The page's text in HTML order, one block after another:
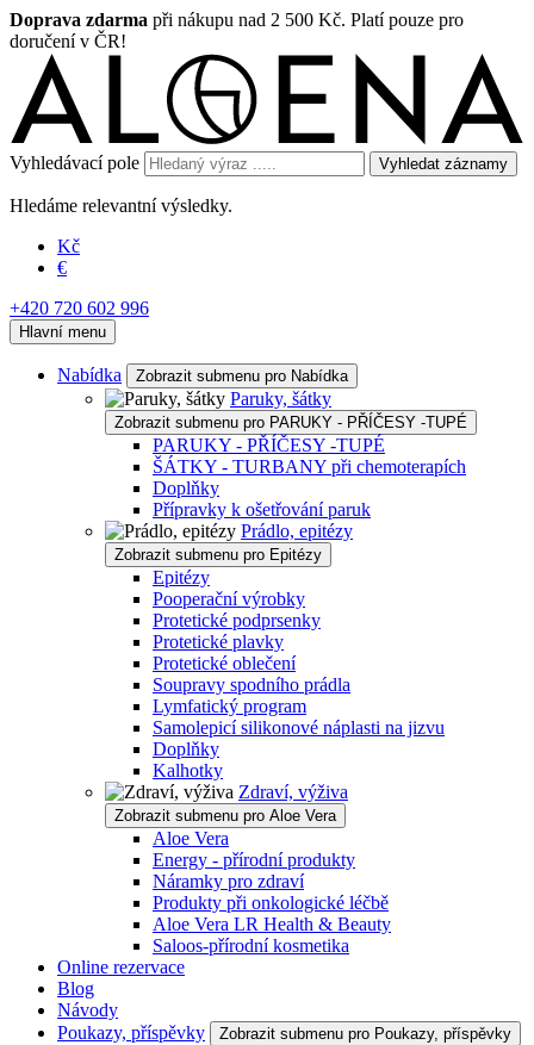
Doprava zdarma při nákupu nad 2 500 Kč. Platí pouze pro
doručení v ČR!
Vyhledávací pole Vyhledat záznamy
Hledáme relevantní výsledky.
Kč
€
+420 720 602 996
Hlavní menu
Nabídka Zobrazit submenu pro Nabídka
Paruky, šátky
Zobrazit submenu pro PARUKY - PŘÍČESY -TUPÉ
PARUKY - PŘÍČESY -TUPÉ
ŠÁTKY - TURBANY při chemoterapích
Doplňky
Přípravky k ošetřování paruk
Prádlo, epitézy
Zobrazit submenu pro Epitézy
Epitézy
Pooperační výrobky
Protetické podprsenky
Protetické plavky
Protetické oblečení
Soupravy spodního prádla
Lymfatický program
Samolepicí silikonové náplasti na jizvu
Doplňky
Kalhotky
Zdraví, výživa
Zobrazit submenu pro Aloe Vera
Aloe Vera
Energy - přírodní produkty
Náramky pro zdraví
Produkty při onkologické léčbě
Aloe Vera LR Health & Beauty
Saloos-přírodní kosmetika
Online rezervace
Blog
Návody
Poukazy, příspěvky
Zobrazit submenu pro Poukazy, příspěvky